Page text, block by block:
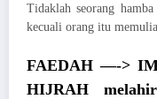
Tidaklah seorang
kecuali orang itu
FAEDAH —->
HIJRAH